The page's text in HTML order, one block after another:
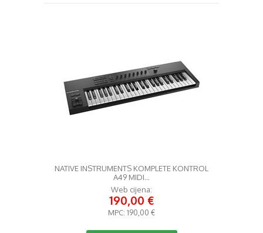
NATIVE INSTRUMENTS KOMPLETE KONTROL
A49 MIDI...
Web cijena:
190,00 €
MPC: 190,00 €